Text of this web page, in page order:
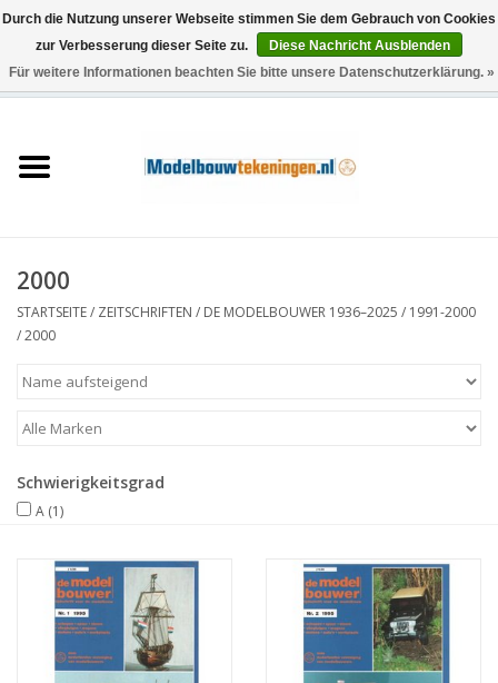
0 Artikel - €0,00
Schiffe
Holzbau
Maschinen
Dokumentation
Neue Zeichnungen
NEUE ZEITSCHRIFTEN
2000
STARTSEITE/ ZEITSCHRIFTEN / DE MODELBOUWER 1936–2025 / 1991-2000
/2000
Schwierigkeitsgrad
A (1)
Durch die Nutzung unserer Webseite stimmen Sie dem Gebrauch von Cookies
zur Verbesserung dieser Seite zu.
Diese Nachricht Ausblenden
Für weitere Informationen beachten Sie bitte unsere Datenschutzerklärung. »